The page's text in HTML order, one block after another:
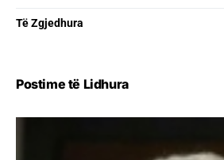
Të Zgjedhura
Postime të Lidhura